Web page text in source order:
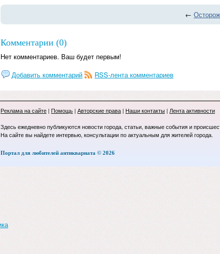
←
Комментарии (0)
Нет комментариев. Ваш будет первым!
Добавить комментарий
RSS-лента комментариев
Реклама на сайте | Помощь | Авторские права | Наши контакты | Лента активности
Здесь ежедневно публикуются новости города, статьи, важные события и
На сайте вы найдете интервью, консультации по актуальным для жителей города.
Портал для любителей антиквариата © 2026